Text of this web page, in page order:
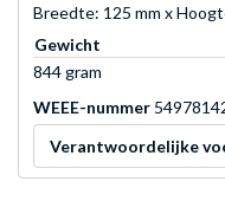
Breedte: 125 mm x
Gewicht
844 gram
WEEE-nummer
Verantwoordelijke